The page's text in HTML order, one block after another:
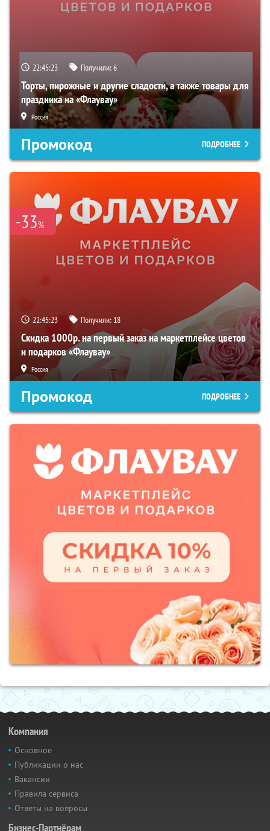
22:45:22 Получили:6
Торты, пирожные и другие сладости, а также товары для
праздника на «Флаувау»
Россия
Промокод ПОДРОБНЕЕ
-33%
22:45:22 Получили: 18
Скидка 1000р. на первый заказ на маркетплейсе цветов
и подарков «Флаувау»
Россия
Промокод ПОДРОБНЕЕ
Компания
Основное
Публикации о нас
Вакансии
Правила сервиса
Ответы на вопросы
Бизнес-Партнёрам